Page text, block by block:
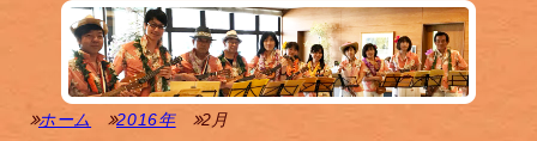
ホーム 2016年 2月